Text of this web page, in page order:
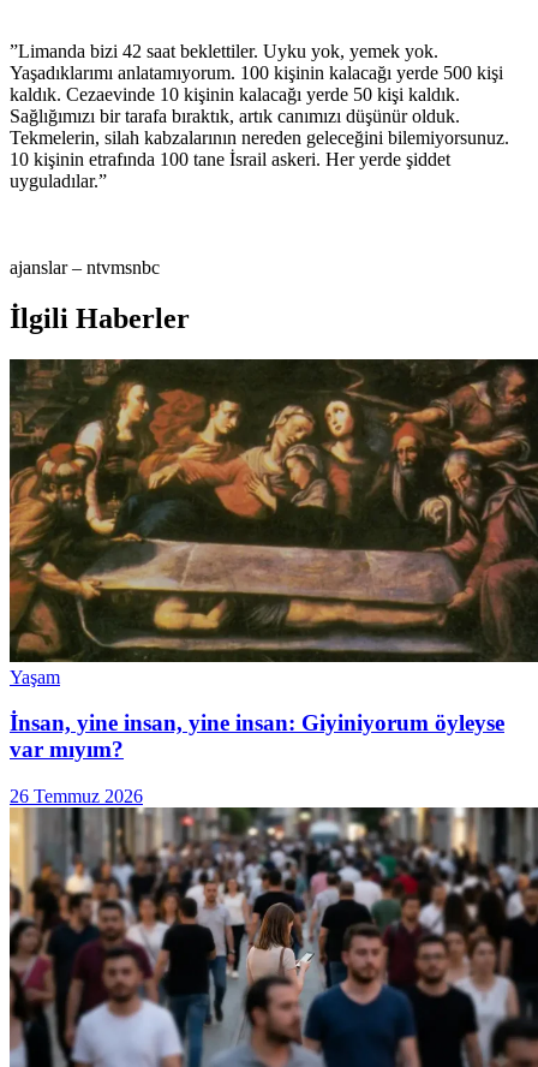
”Limanda bizi 42 saat beklettiler. Uyku yok, yemek yok.
Yaşadıklarımı anlatamıyorum. 100 kişinin kalacağı yerde 500 kişi
kaldık. Cezaevinde 10 kişinin kalacağı yerde 50 kişi kaldık.
Sağlığımızı bir tarafa bıraktık, artık canımızı düşünür olduk.
Tekmelerin, silah kabzalarının nereden geleceğini bilemiyorsunuz.
10 kişinin etrafında 100 tane İsrail askeri. Her yerde şiddet
uyguladılar.”
ajanslar – ntvmsnbc
İlgili Haberler
Yaşam
İnsan, yine insan, yine insan: Giyiniyorum öyleyse
var mıyım?
26 Temmuz 2026